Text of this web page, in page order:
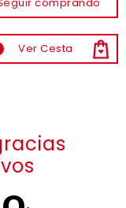
Ver Cesta